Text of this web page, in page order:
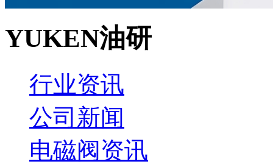
YUKEN油研
行业资讯
公司新闻
电磁阀资讯